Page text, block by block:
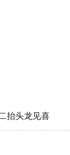
抬头龙见喜